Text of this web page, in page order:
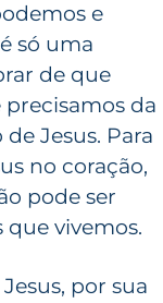
e
só uma
de que
da
Jesus. Para
no coração,
pode ser
vivemos.
por sua